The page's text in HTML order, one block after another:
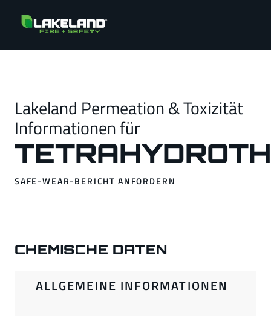
Lakeland Permeation & Toxizität
Informationen für
SAFE-WEAR-BERICHT ANFORDERN
CHEMISCHE DATEN
ALLGEMEINE INFORMATIONEN